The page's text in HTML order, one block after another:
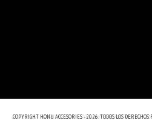
COPYRIGHT HONU ACCESORIES - 2026. TODOS LOS DERECHOS